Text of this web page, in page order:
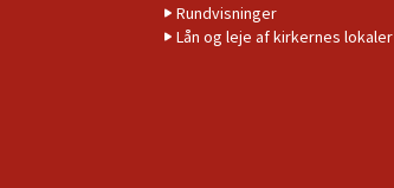
Rundvisninger
Lån og leje af kirkernes lokaler